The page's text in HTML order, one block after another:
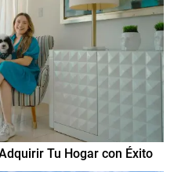
Tu Hogar con Éxito